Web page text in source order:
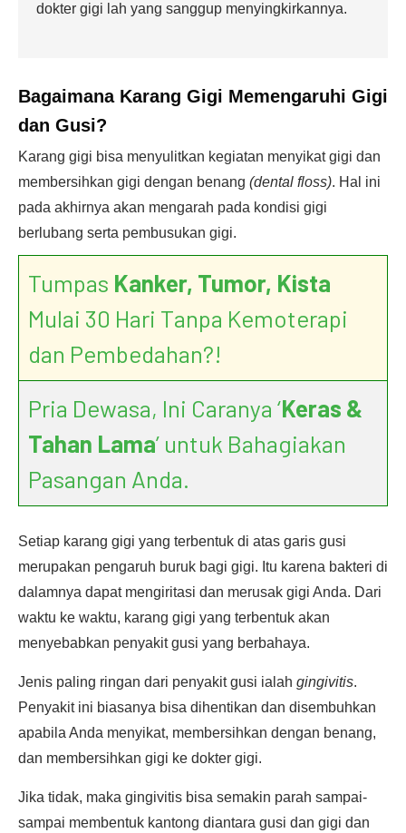
dokter gigi lah yang sanggup menyingkirkannya.
Bagaimana Karang Gigi Memengaruhi Gigi
dan Gusi?
Karang gigi bisa menyulitkan kegiatan menyikat gigi dan
membersihkan gigi dengan benang (dental floss). Hal ini
pada akhirnya akan mengarah pada kondisi gigi
berlubang serta pembusukan gigi.
Tumpas Kanker, Tumor, Kista
Mulai 30 Hari Tanpa Kemoterapi
dan Pembedahan?!
Pria Dewasa, Ini Caranya ‘Keras &
Tahan Lama’ untuk Bahagiakan
Pasangan Anda.
Setiap karang gigi yang terbentuk di atas garis gusi
merupakan pengaruh buruk bagi gigi. Itu karena bakteri di
dalamnya dapat mengiritasi dan merusak gigi Anda. Dari
waktu ke waktu, karang gigi yang terbentuk akan
menyebabkan penyakit gusi yang berbahaya.
Jenis paling ringan dari penyakit gusi ialah gingivitis.
Penyakit ini biasanya bisa dihentikan dan disembuhkan
apabila Anda menyikat, membersihkan dengan benang,
dan membersihkan gigi ke dokter gigi.
Jika tidak, maka gingivitis bisa semakin parah sampai-
sampai membentuk kantong diantara gusi dan gigi dan